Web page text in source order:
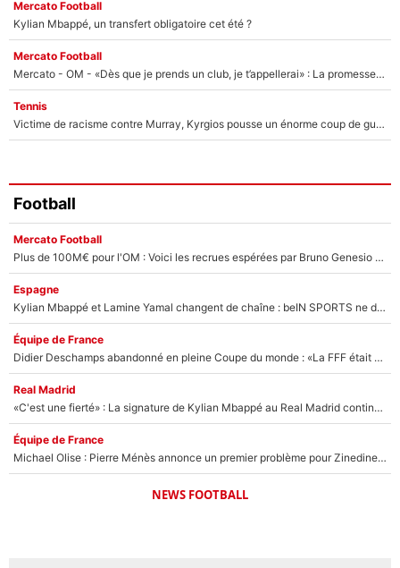
Mercato Football
Kylian Mbappé, un transfert obligatoire cet été ?
Mercato Football
Mercato - OM - «Dès que je prends un club, je t’appellerai» : La promesse de Marcelino au moment de claquer la porte
Tennis
Victime de racisme contre Murray, Kyrgios pousse un énorme coup de gueule !
Football
Mercato Football
Plus de 100M€ pour l'OM : Voici les recrues espérées par Bruno Genesio et Grégory Lorenzi après l’opération dégraissage
Espagne
Kylian Mbappé et Lamine Yamal changent de chaîne : beIN SPORTS ne digère pas cette décision historique et prédit un fiasco pour la Liga
Équipe de France
Didier Deschamps abandonné en pleine Coupe du monde : «La FFF était déjà passée à Zinedine Zidane»
Real Madrid
«C'est une fierté» : La signature de Kylian Mbappé au Real Madrid continue de régaler l'Espagne
Équipe de France
Michael Olise : Pierre Ménès annonce un premier problème pour Zinedine Zidane en équipe de France
NEWS FOOTBALL